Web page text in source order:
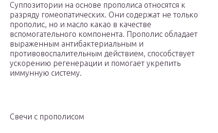
Суппозитории на основе прополиса относятся к
разряду гомеопатических. Они содержат не только
прополис, но и масло какао в качестве
вспомогательного компонента. Прополис обладает
выраженным антибактериальным и
противовоспалительным действием, способствует
ускорению регенерации и помогает укрепить
иммунную систему.
Свечи с прополисом